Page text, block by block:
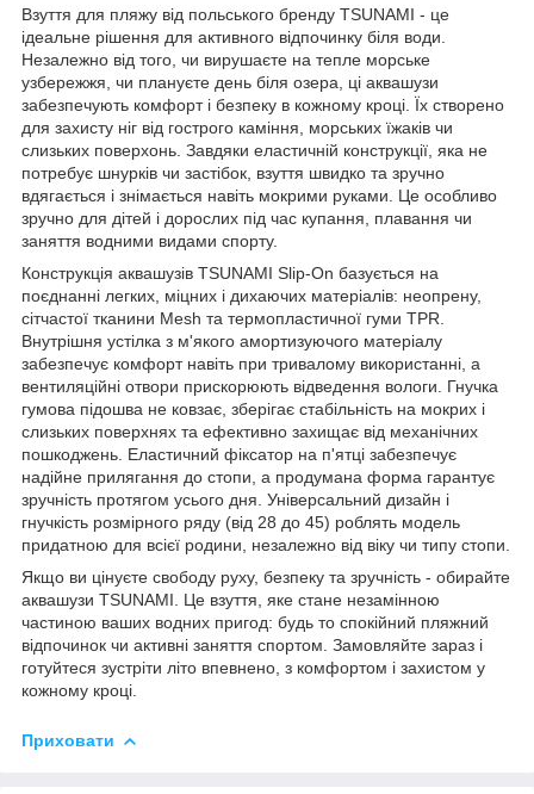
Взуття для пляжу від польського бренду TSUNAMI - це
ідеальне рішення для активного відпочинку біля води.
Незалежно від того, чи вирушаєте на тепле морське
узбережжя, чи плануєте день біля озера, ці аквашузи
забезпечують комфорт і безпеку в кожному кроці. Їх створено
для захисту ніг від гострого каміння, морських їжаків чи
слизьких поверхонь. Завдяки еластичній конструкції, яка не
потребує шнурків чи застібок, взуття швидко та зручно
вдягається і знімається навіть мокрими руками. Це особливо
зручно для дітей і дорослих під час купання, плавання чи
заняття водними видами спорту.
Конструкція аквашузів TSUNAMI Slip-On базується на
поєднанні легких, міцних і дихаючих матеріалів: неопрену,
сітчастої тканини Mesh та термопластичної гуми TPR.
Внутрішня устілка з м'якого амортизуючого матеріалу
забезпечує комфорт навіть при тривалому використанні, а
вентиляційні отвори прискорюють відведення вологи. Гнучка
гумова підошва не ковзає, зберігає стабільність на мокрих і
слизьких поверхнях та ефективно захищає від механічних
пошкоджень. Еластичний фіксатор на п'ятці забезпечує
надійне прилягання до стопи, а продумана форма гарантує
зручність протягом усього дня. Універсальний дизайн і
гнучкість розмірного ряду (від 28 до 45) роблять модель
придатною для всієї родини, незалежно від віку чи типу стопи.
Якщо ви цінуєте свободу руху, безпеку та зручність - обирайте
аквашузи TSUNAMI . Це взуття, яке стане незамінною
частиною ваших водних пригод: будь то спокійний пляжний
відпочинок чи активні заняття спортом. Замовляйте зараз і
готуйтеся зустріти літо впевнено, з комфортом і захистом у
кожному кроці.
Приховати